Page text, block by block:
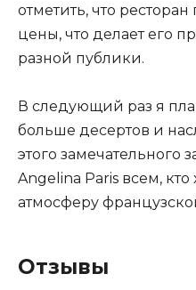
отметить, что
цены, что делает его
разной публики.
В следующий раз я
больше десертов и
этого
Angelina Paris всем, кто
атмосферу
Отзывы